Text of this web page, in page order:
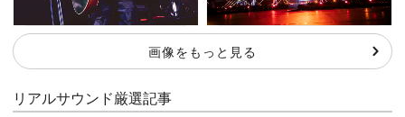
画像をもっと見る
リアルサウンド厳選記事